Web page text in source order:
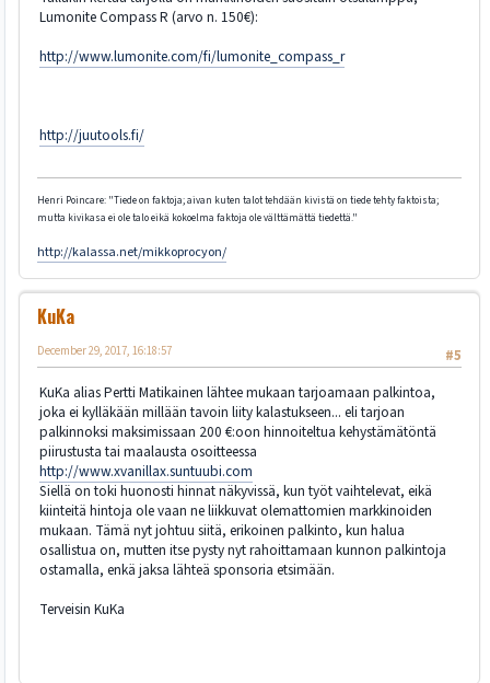
Lumonite Compass R (arvo n. 150€):
http://www.lumonite.com/fi/lumonite_compass_r
http://juutools.fi/
Henri Poincare: "Tiede on faktoja; aivan kuten talot tehdään kivistä on tiede tehty faktoista;
mutta kivikasa ei ole talo eikä kokoelma faktoja ole välttämättä tiedettä."
http://kalassa.net/mikkoprocyon/
KuKa
#5
December 29, 2017, 16:18:57
KuKa alias Pertti Matikainen lähtee mukaan tarjoamaan palkintoa,
joka ei kylläkään millään tavoin liity kalastukseen... eli tarjoan
palkinnoksi maksimissaan 200 €:oon hinnoiteltua kehystämätöntä
piirustusta tai maalausta osoitteessa
http://www.xvanillax.suntuubi.com
Siellä on toki huonosti hinnat näkyvissä, kun työt vaihtelevat, eikä
kiinteitä hintoja ole vaan ne liikkuvat olemattomien markkinoiden
mukaan. Tämä nyt johtuu siitä, erikoinen palkinto, kun halua
osallistua on, mutten itse pysty nyt rahoittamaan kunnon palkintoja
ostamalla, enkä jaksa lähteä sponsoria etsimään.
Terveisin KuKa